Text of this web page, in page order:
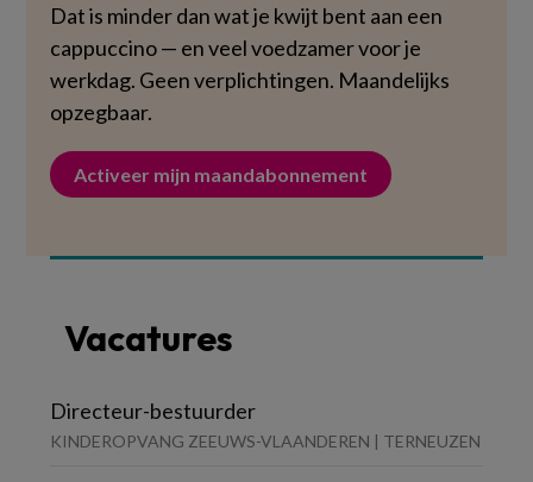
Dat is minder dan wat je kwijt bent aan een
cappuccino — en veel voedzamer voor je
werkdag. Geen verplichtingen. Maandelijks
opzegbaar.
Activeer mijn maandabonnement
Vacatures
Directeur-bestuurder
KINDEROPVANG ZEEUWS-VLAANDEREN | TERNEUZEN